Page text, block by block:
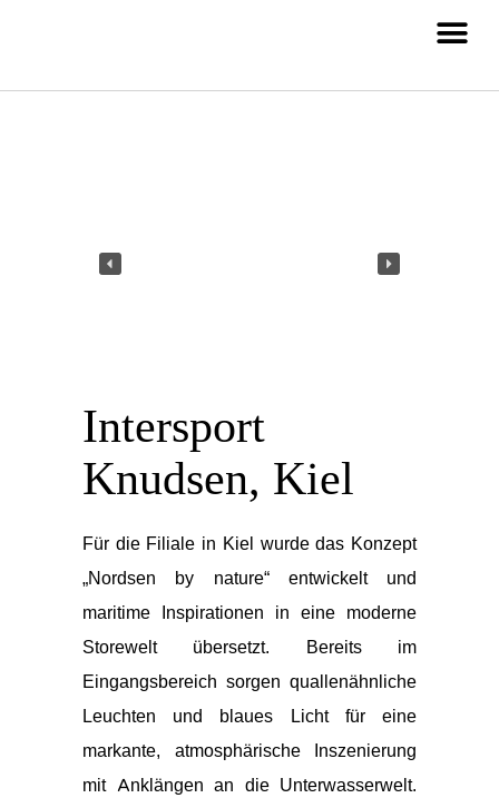
Intersport
Knudsen, Kiel
Für die Filiale in Kiel wurde das Konzept
„Nordsen by nature“ entwickelt und
maritime Inspirationen in eine moderne
Storewelt übersetzt. Bereits im
Eingangsbereich sorgen quallenähnliche
Leuchten und blaues Licht für eine
markante, atmosphärische Inszenierung
mit Anklängen an die Unterwasserwelt.